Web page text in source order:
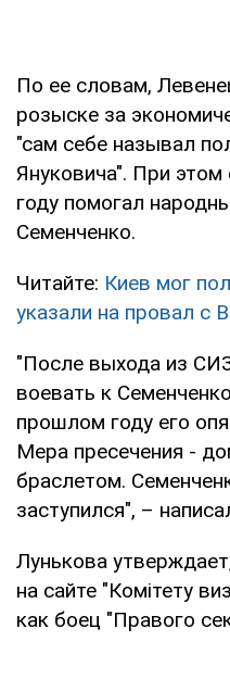
По ее словам,
розыске за
"сам себе называл
Януковича". При
году помогал
Семенченко.
Читайте: Киев мог
указали на провал с
"После выхода из
воевать к
прошлом году его
Мера пресечения -
браслетом.
заступился", –
Лунькова
на сайте "Комітету
как боец "Правого